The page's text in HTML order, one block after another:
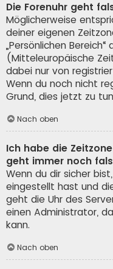
Die Forenuhr geht
Möglicherweise
deiner eigenen
„Persönlichen
(Mitteleuropäische
dabei nur von
Wenn du noch nicht
Grund, dies jetzt zu
Nach oben
Ich habe die
geht immer noch
Wenn du dir sicher
eingestellt hast und
geht die Uhr des
einen Administrator,
kann.
Nach oben